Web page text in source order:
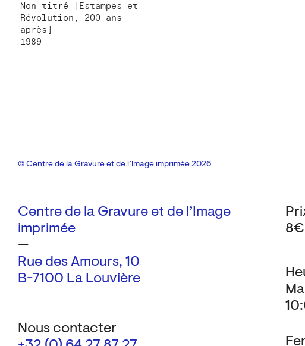
Non titré [Estampes et
Révolution, 200 ans
après]
1989
Centre de la Gravure et de l’Image
imprimée
—
Rue des Amours, 10
B-7100 La Louvière
Nous contacter
© Centre de la Gravure et de l’Image imprimée 2026